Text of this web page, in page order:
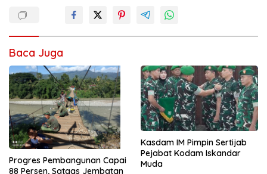
Baca Juga
Progres Pembangunan Capai
88 Persen, Satgas Jembatan
Kasdam IM Pimpin Sertijab
Pejabat Kodam Iskandar
Muda